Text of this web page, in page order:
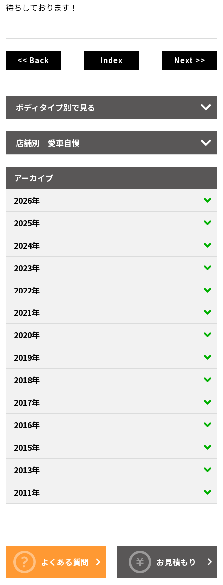
待ちしております！
<< Back Index Next >>
ボディタイプ別で見る
店舗別 愛車自慢
アーカイブ
2026年
2025年
2024年
2023年
2022年
2021年
2020年
2019年
2018年
2017年
2016年
2015年
2013年
2011年
よくある質問 お見積もり